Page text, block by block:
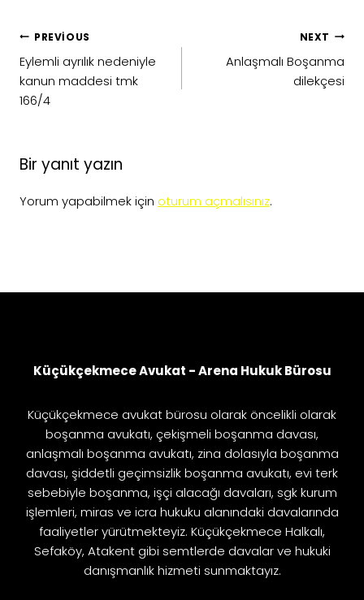
Yazı
gezinmesi
PREVIOUS
Eylemli ayrılık nedeniyle
kanun maddesi tmk
166/4
NEXT
Anlaşmalı Boşanma
dilekçesi
Bir yanıt yazın
Yorum yapabilmek için oturum açmalısınız.
Küçükçekmece Avukat - Arena Hukuk Bürosu
Küçükçekmece avukat bürosu olarak öncelikli olarak
boşanma avukatı, çekişmeli boşanma davası,
anlaşmalı boşanma avukatı, zina dolasıyla boşanma
davası, şiddetli geçimsizlik boşanma avukatı, evi terk
sebebiyle boşanma, işçi alacağı davaları, sgk kurum
işlemleri, miras ve icra hukuku alanındaki davalarında
faaliyetler yürütmekteyiz. Küçükçekmece Halkalı,
Sefaköy, Atakent gibi semtlerde davalar ve hukuki
danışmanlık hizmeti sunmaktayız.